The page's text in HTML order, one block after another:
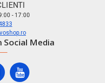
- 17:00
Media